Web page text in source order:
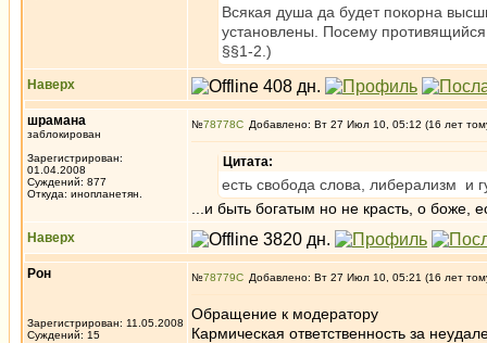
Всякая душа да будет покорна
установлены. Посему
§§1-2.)
Наверх
шрамана
заблокирован
Зарегистрирован:
01.04.2008
Суждений: 877
Откуда: инопланетян.
№78778 Добавлено: Вт 27 Июл 10, 05:12 (16 лет
Цитата:
есть свобода слова, либерализм и
...и быть богатым но не красть, о боже,
Наверх
Рон
Зарегистрирован: 11.05.2008
Суждений: 15
№78779 Добавлено: Вт 27 Июл 10, 05:21 (16 лет
Обращение к модератору
Кармическая ответственность за